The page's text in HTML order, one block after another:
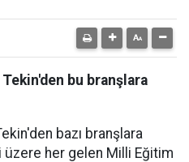
bu branşlara
bazı branşlara
her gelen Milli Eğitim